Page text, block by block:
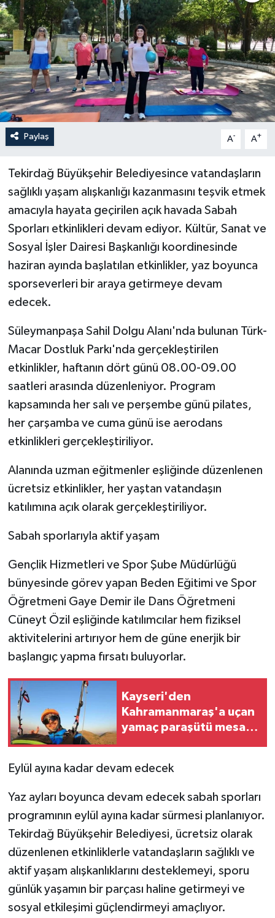
Paylaş A- A+
Tekirdağ Büyükşehir Belediyesince vatandaşların
sağlıklı yaşam alışkanlığı kazanmasını teşvik etmek
amacıyla hayata geçirilen açık havada Sabah
Sporları etkinlikleri devam ediyor. Kültür, Sanat ve
Sosyal İşler Dairesi Başkanlığı koordinesinde
haziran ayında başlatılan etkinlikler, yaz boyunca
sporseverleri bir araya getirmeye devam
edecek.
Süleymanpaşa Sahil Dolgu Alanı'nda bulunan Türk-
Macar Dostluk Parkı'nda gerçekleştirilen
etkinlikler, haftanın dört günü 08.00-09.00
saatleri arasında düzenleniyor. Program
kapsamında her salı ve perşembe günü pilates,
her çarşamba ve cuma günü ise aerodans
etkinlikleri gerçekleştiriliyor.
Alanında uzman eğitmenler eşliğinde düzenlenen
ücretsiz etkinlikler, her yaştan vatandaşın
katılımına açık olarak gerçekleştiriliyor.
Sabah sporlarıyla aktif yaşam
Gençlik Hizmetleri ve Spor Şube Müdürlüğü
bünyesinde görev yapan Beden Eğitimi ve Spor
Öğretmeni Gaye Demir ile Dans Öğretmeni
Cüneyt Özil eşliğinde katılımcılar hem fiziksel
aktivitelerini artırıyor hem de güne enerjik bir
başlangıç yapma fırsatı buluyorlar.
Kayseri'den
Kahramanmaraş'a uçan
yamaç paraşütü mesafe
Eylül ayına kadar devam edecek
Yaz ayları boyunca devam edecek sabah sporları
programının eylül ayına kadar sürmesi planlanıyor.
Tekirdağ Büyükşehir Belediyesi, ücretsiz olarak
düzenlenen etkinliklerle vatandaşların sağlıklı ve
aktif yaşam alışkanlıklarını desteklemeyi, sporu
günlük yaşamın bir parçası haline getirmeyi ve
sosyal etkileşimi güçlendirmeyi amaçlıyor.